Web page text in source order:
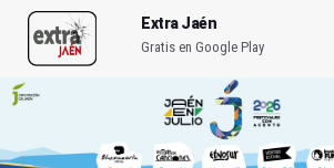
Extra Jaén
Gratis en Google Play